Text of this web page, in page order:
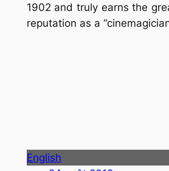
1902 and truly earns the
reputation as a
English